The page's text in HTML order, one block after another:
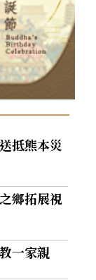
抵熊本災
鄉拓展視
一家親